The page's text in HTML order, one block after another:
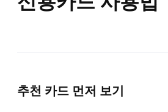
추천 카드 먼저 보기